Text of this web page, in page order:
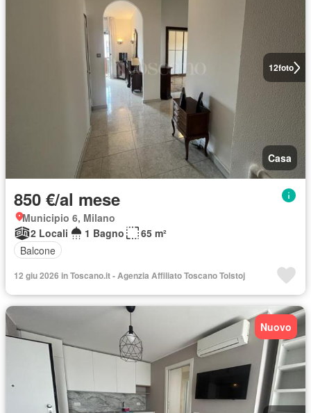
12foto
Casa
850 €/al mese
Municipio 6, Milano
2 Locali
1 Bagno
65 m²
Balcone
12 giu 2026 in Toscano.it - Agenzia Affiliato Toscano Tolstoj
Nuovo